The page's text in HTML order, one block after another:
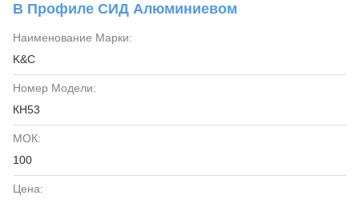
В Профиле СИД Алюминиевом
Наименование Марки:
K&C
Номер Модели:
КН53
МОК:
100
Цена: